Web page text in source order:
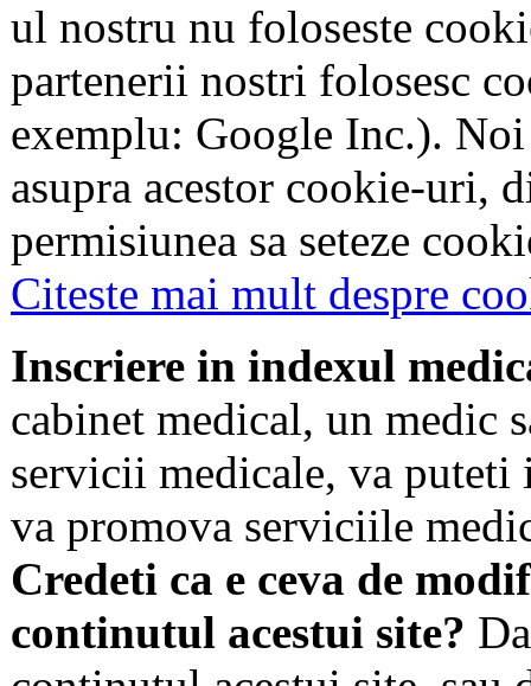
ul nostru nu foloseste
partenerii nostri folosesc
exemplu: Google Inc.).
asupra acestor cookie-uri,
permisiunea sa seteze
Citeste mai mult despre
Inscriere in indexul
cabinet medical, un medic
servicii medicale, va puteti
va promova serviciile
Credeti ca e ceva de
continutul acestui site?